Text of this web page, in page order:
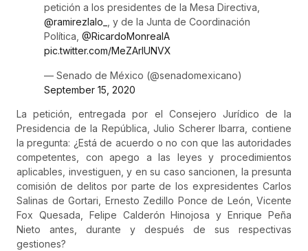
petición a los presidentes de la Mesa Directiva,
@ramirezlalo_
, y de la Junta de Coordinación
Política, @RicardoMonrealA
pic.twitter.com/MeZArlUNVX
— Senado de México (@senadomexicano)
September 15, 2020
La petición, entregada por el Consejero Jurídico de la
Presidencia de la República, Julio Scherer Ibarra, contiene
la pregunta: ¿Está de acuerdo o no con que las autoridades
competentes, con apego a las leyes y procedimientos
aplicables, investiguen, y en su caso sancionen, la presunta
comisión de delitos por parte de los expresidentes Carlos
Salinas de Gortari, Ernesto Zedillo Ponce de León, Vicente
Fox Quesada, Felipe Calderón Hinojosa y Enrique Peña
Nieto antes, durante y después de sus respectivas
gestiones?